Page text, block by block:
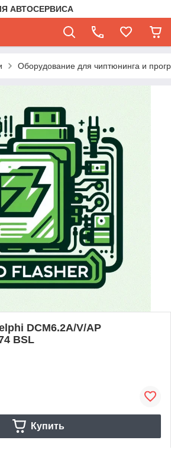
АВТОСЕРВИСА
Оборудование для чиптюнинга и
DCM6.2A/V/AP
BSL
Купить